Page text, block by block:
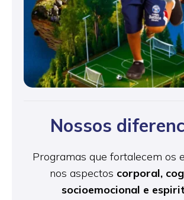
Nossos
Programas que fortalecem os
nos aspectos corporal,
socioemocional e